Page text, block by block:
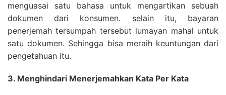
menguasai satu bahasa untuk mengartikan sebuah
dokumen dari konsumen. selain itu, bayaran
penerjemah tersumpah tersebut lumayan mahal untuk
satu dokumen. Sehingga bisa meraih keuntungan dari
pengetahuan itu.
3. Menghindari Menerjemahkan Kata Per Kata